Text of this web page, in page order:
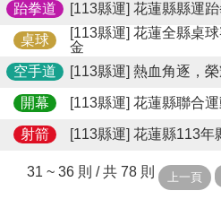
跆拳道 [113縣運] 花蓮縣縣運
桌球 [113縣運] 花蓮全縣桌
金
空手道 [113縣運] 熱血角逐，
開幕 [113縣運] 花蓮縣聯合
射箭 [113縣運] 花蓮縣113年
31 ~ 36 則 / 共 78 則